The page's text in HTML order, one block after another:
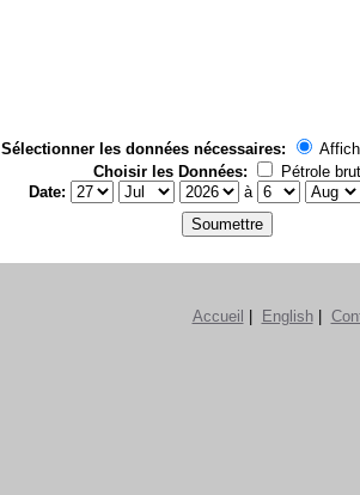
Sélectionner les données nécessaires:
Choisir les Données:
Pétrole brut
Date:
à
Accueil | English|